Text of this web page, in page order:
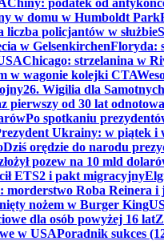
w domu w Humboldt Park
liczba policjantów w służbie
w GelsenkirchenFloryda:
Chicago: strzelanina w
w wagonie kolejki CTA
26. Wigilia dla
pierwszy od 30 lat
Po spotkaniu
Ukrainy: w piątek i
Dziś orędzie do narodu
pozew na 10 mld
ETS2 i pakt migracyjny
morderstwo Roba Reinera i
nożem w Burger King
dla osób powyżej 16 lat
w USAPoradnik sukces